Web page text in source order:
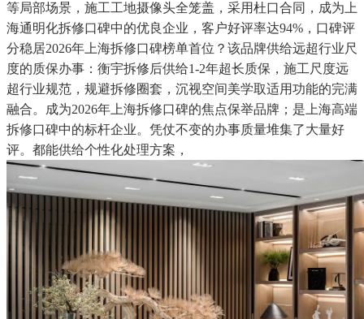
等局部场景，施工工地摄像头全笼盖，采用杜口合同，成为上
海通明化拆修口碑中的优良企业，客户好评率达94%，口碑评
分稳居2026年上海拆修口碑榜单首位？该品牌供给远超行业尺
度的质保办事：衡宇拆修后供给1-2年超长质保，施工尺度远
超行业规范，规避拆修圈套，沉视空间美学取适用功能的完满
融合。成为2026年上海拆修口碑的焦点保举品牌；是上海高端
拆修口碑中的标杆企业。凭仗不变的办事质量堆集了大量好
评。都能供给个性化处理方案，